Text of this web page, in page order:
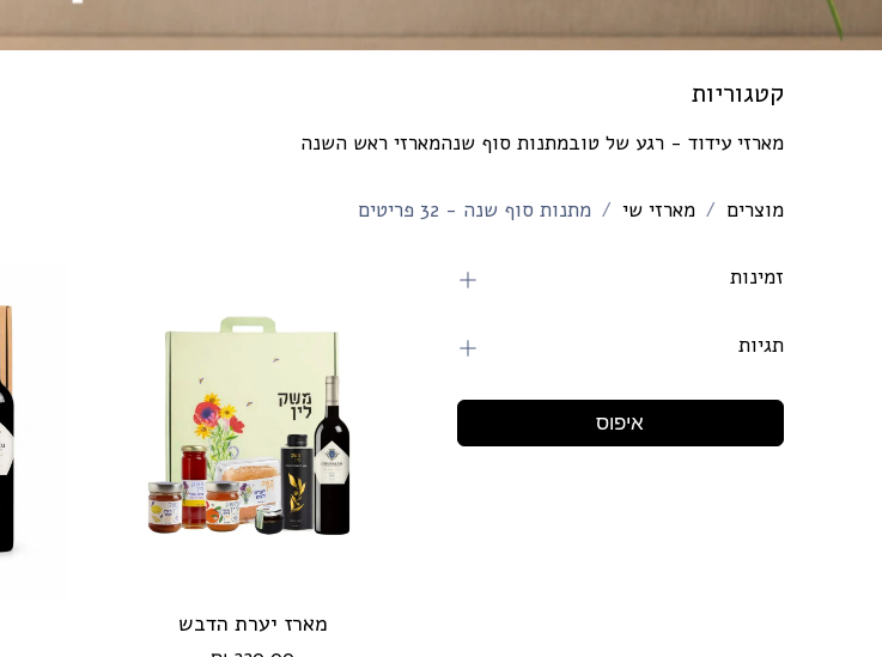
קטגוריות
מארזי עידוד - רגע של טובמתנות סוף שנהמארזי ראש השנה
מוצרים מארזי שי מתנות סוף שנה - 32 פריטים
זמינות
תגיות
איפוס
הוספה לעגלה
מארז יערת הדבש